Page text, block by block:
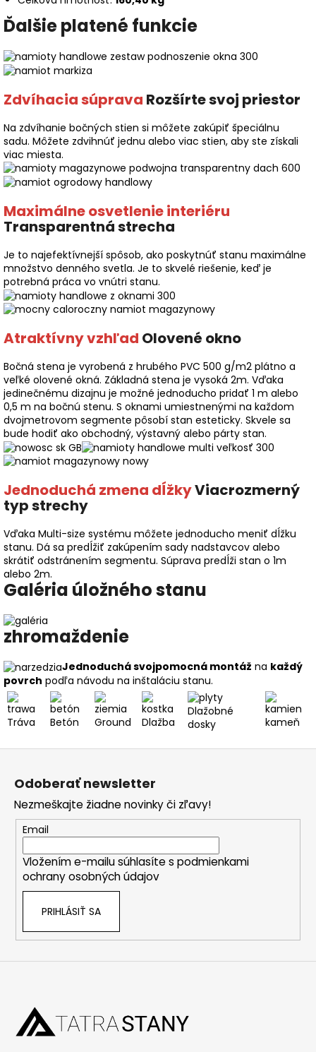
Ďalšie platené funkcie
Zdvíhacia súprava Rozšírte svoj priestor
Na zdvíhanie bočných stien si môžete zakúpiť špeciálnu
sadu. Môžete zdvihnúť jednu alebo viac stien, aby ste získali
viac miesta.
Maximálne osvetlenie interiéru
Transparentná strecha
Je to najefektívnejší spôsob, ako poskytnúť stanu maximálne
množstvo denného svetla. Je to skvelé riešenie, keď je
potrebná práca vo vnútri stanu.
Atraktívny vzhľad Olovené okno
Bočná stena je vyrobená z hrubého PVC 500 g/m2 plátno a
veľké olovené okná. Základná stena je vysoká 2m. Vďaka
jedinečnému dizajnu je možné jednoducho pridať 1 m alebo
0,5 m na bočnú stenu. S oknami umiestnenými na každom
dvojmetrovom segmente pôsobí stan esteticky. Skvele sa
bude hodiť ako obchodný, výstavný alebo párty stan.
Jednoduchá zmena dĺžkyViacrozmerný
typ strechy
Vďaka Multi-size systému môžete jednoducho meniť dĺžku
stanu. Dá sa predĺžiť zakúpením sady nadstavcov alebo
skrátiť odstránením segmentu. Súprava predĺži stan o 1m
alebo 2m.
Galéria úložného stanu
zhromaždenie
Jednoduchá svojpomocná montáž na každý
povrch podľa návodu na inštaláciu stanu.
Tráva Betón Ground Dlažba
Dlažobné
dosky
kameň
Odoberať newsletter
Nezmeškajte žiadne novinky či zľavy!
Email
Vložením e-mailu súhlasíte s podmienkami
ochrany osobných údajov
PRIHLÁSIŤ SA